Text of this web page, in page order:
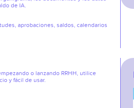
de IA.
aprobaciones, saldos, calendarios
o lanzando RRHH, utilice
y fácil de usar.